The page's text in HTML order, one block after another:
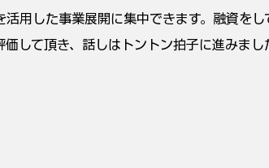
活用した事業展開に集中できます。融資を
価して頂き、話しはトントン拍子に進みまし